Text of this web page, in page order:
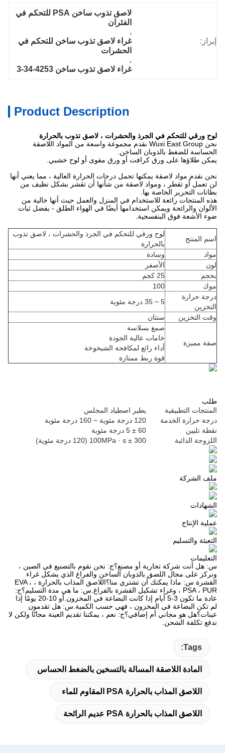
إبراز:
لاصق تذوب ساخن PSA للتحكم في
الفئران
,
غراء لاصق تذوب ساخن للتحكم في
الحشرات
,
غراء لاصق تذوب ساخن 4253-34-3
Product Description
لوح ورقي للتحكم في الجرذ والحشرات ، لاصق تذوب بالحرارة
نحن Wuxi East Group نقدم مجموعة واسعة من المواد اللاصقة
الحساسة للضغط بالذوبان الساخن.
يمكن طلاؤها على ورق كرافت أو ورق مقوى أو لوح خشبي.
نحن نقدم مواد لاصقة يمكنها تحمل درجات الحرارة العالية ، مما يعني أنها
لن تعمل أو تقطر ، ومواد لاصقة من شأنها أن تقشر بشكل نظيف من
بطانات التحرير الخاصة بها.
هذه المنتجات رائعة للاستخدام في المنزل والعمل حيث أنها خالية من
الألوان والرائحة ويمكن استخدامها أيضًا في الهواء الطلق - بفضل ثبات
ضوء الأشعة فوق البنفسجية.
اسم المنتج
لوح ورقي للتحكم في الجرذ والحشرات ، لاصق تذوب
بالحرارة
مواد
وسادة
لون
الأصفر
بحجم
25 كجم
موك
100
درجة حرارة
التخزين
5 ~ 35 درجة مئوية
وقت التخزين
سنتان
صفة مميزة
صمغ بسلاسة
خامات عالية الجودة
أداء رائع لمكافحة الشيخوخة
قوة ربط ممتازة
طلب
المنتجات التطبيقية
يطير اصطياد المجلس
درجة حرارة الخدمة
120 درجة مئوية ~ 160 درجة مئوية
نقطة تليين
60 ± 5 درجة مئوية
اللزوجة الذائبة
300 ± 100MPa · s (120 درجة مئوية)
ملف الشركة
الشهادات
عملية الإنتاج
التعبئة والتسليم
التعليمات
س: هل أنت شركة تجارية أو مصنع؟ج: نحن نقوم بالتصنيع في الصين ،
ونركز على مجال اللصق بالذوبان الساخن والفراغ الذي يشكل غراء
القشرة س: ماذا يمكنك أن تشتري منا؟اللاصق المذاب بالحرارة ، EVA ،
PSA ، PUR ، وغراء تشكيل القشرة بالفراغ.س: ما هي مدة التسليم؟ج:
عادة ما تكون 3-5 أيام إذا كانت البضاعة في المخزون.أو 10-20 يومًا إذا
لم تكن البضاعة في المخزون ، فهي حسب الكمية.س: هل تقدمون
عينات؟هل هو مجاني أم إضافي؟ج: نعم ، يمكننا تقديم العينة مجانًا ولكن لا
ندفع تكلفة الشحن.
Tags:
المادة اللاصقة المسالة بالتسخين بالضغط الحساس
اللاصق المذاب بالحرارة PSA المقاوم للماء
اللاصق المذاب بالحرارة PSA عديم الرائحة